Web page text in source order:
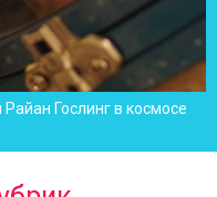
Гослинг в космосе